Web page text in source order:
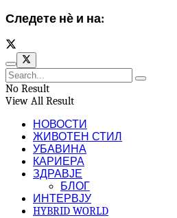
Следете нѐ и на:
No Result
View All Result
НОВОСТИ
ЖИВОТЕН СТИЛ
УБАВИНА
КАРИЕРА
ЗДРАВЈЕ
БЛОГ
ИНТЕРВЈУ
HYBRID WORLD